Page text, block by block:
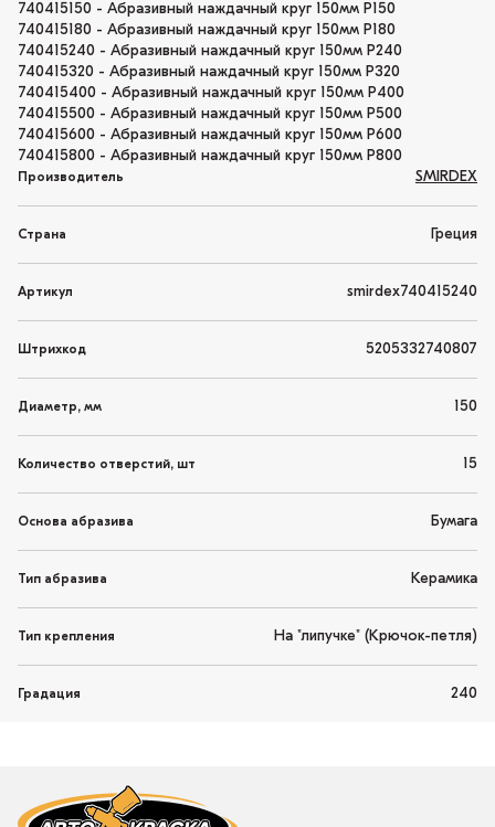
740415150 - Абразивный наждачный круг 150мм P150
740415180 - Абразивный наждачный круг 150мм P180
740415240 - Абразивный наждачный круг 150мм P240
740415320 - Абразивный наждачный круг 150мм P320
740415400 - Абразивный наждачный круг 150мм P400
740415500 - Абразивный наждачный круг 150мм P500
740415600 - Абразивный наждачный круг 150мм P600
740415800 - Абразивный наждачный круг 150мм P800
Производитель SMIRDEX
Страна Греция
Артикул smirdex740415240
Штрихкод 5205332740807
Диаметр, мм 150
Количество отверстий, шт 15
Основа абразива Бумага
Тип абразива Керамика
Тип крепления На "липучке" (Крючок-петля)
Градация 240